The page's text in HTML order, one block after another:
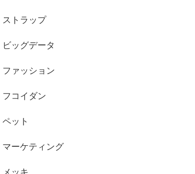
ストラップ
ビッグデータ
ファッション
フコイダン
ペット
マーケティング
メッキ